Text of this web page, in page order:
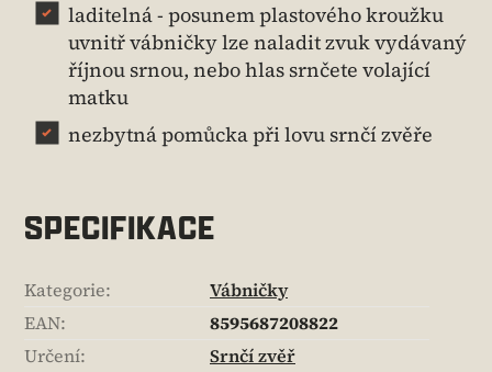
laditelná - posunem plastového kroužku
uvnitř vábničky lze naladit zvuk vydávaný
říjnou srnou, nebo hlas srnčete volající
matku
nezbytná pomůcka při lovu srnčí zvěře
SPECIFIKACE
Kategorie:
Vábničky
EAN:
8595687208822
Určení:
Srnčí zvěř